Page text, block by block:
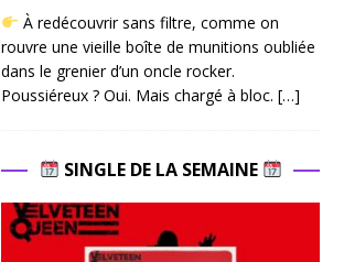
À redécouvrir sans filtre, comme on
rouvre une vieille boîte de munitions oubliée
dans le grenier d’un oncle rocker.
Poussiéreux ? Oui. Mais chargé à bloc. […]
SINGLE DE LA SEMAINE